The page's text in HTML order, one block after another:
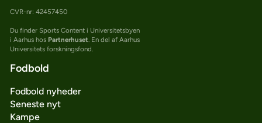
CVR-nr: 42457450
Du finder Sports Content i Universitetsbyen
i Aarhus hos Partnerhuset. En del af Aarhus
Universitets forskningsfond.
Fodbold
Fodbold nyheder
Seneste nyt
Kampe